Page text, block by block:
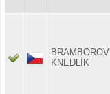
KNEDLÍK